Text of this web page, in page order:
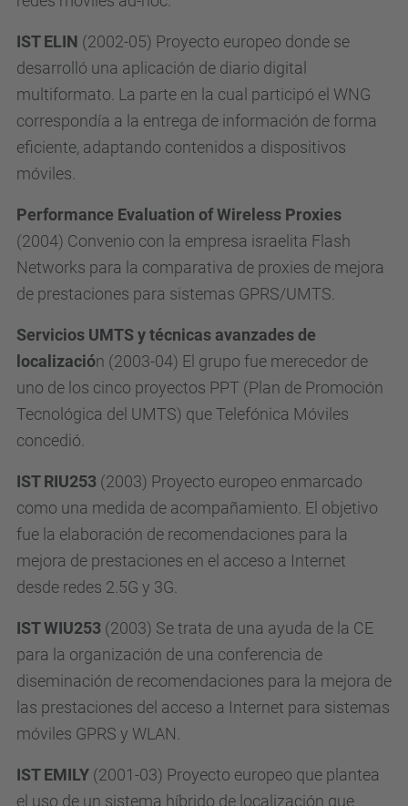
IST ELIN (2002-05) Proyecto europeo donde se
desarrolló una aplicación de diario digital
multiformato. La parte en la cual participó el WNG
correspondía a la entrega de información de forma
eficiente, adaptando contenidos a dispositivos
móviles.
Performance Evaluation of Wireless Proxies
(2004) Convenio con la empresa israelita Flash
Networks para la comparativa de proxies de mejora
de prestaciones para sistemas GPRS/UMTS.
Servicios UMTS y técnicas avanzades de
localización (2003-04) El grupo fue merecedor de
uno de los cinco proyectos PPT (Plan de Promoción
Tecnológica del UMTS) que Telefónica Móviles
concedió.
IST RIU253 (2003) Proyecto europeo enmarcado
como una medida de acompañamiento. El objetivo
fue la elaboración de recomendaciones para la
mejora de prestaciones en el acceso a Internet
desde redes 2.5G y 3G.
IST WIU253 (2003) Se trata de una ayuda de la CE
para la organización de una conferencia de
diseminación de recomendaciones para la mejora de
las prestaciones del acceso a Internet para sistemas
móviles GPRS y WLAN.
IST EMILY (2001-03) Proyecto europeo que plantea
el uso de un sistema híbrido de localización que